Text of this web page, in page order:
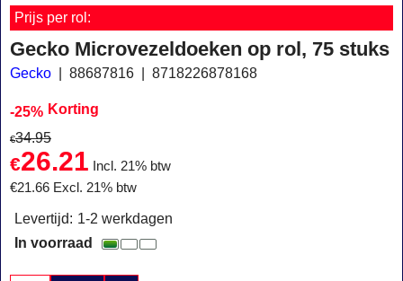
Prijs per rol:
Gecko Microvezeldoeken op rol, 75 stuks
Gecko 88687816 8718226878168
-25% Korting
€34.95
€26.21
Incl. 21% btw
€21.66 Excl. 21% btw
Levertijd: 1-2 werkdagen
In voorraad